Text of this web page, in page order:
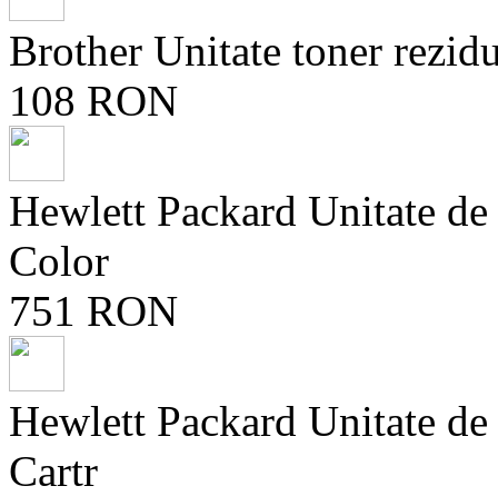
Brother Unitate toner
108 RON
Hewlett Packard Unitate
Color
751 RON
Hewlett Packard Unitate
Cartr